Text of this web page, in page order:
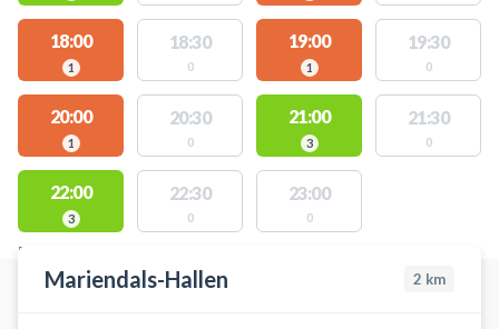
18:00
1
18:30
0
19:00
1
19:30
0
20:00
1
20:30
0
21:00
3
21:30
0
22:00
3
22:30
0
23:00
0
FACILITIES WITH AVAILABLE ACTIVITIES
Mariendals-Hallen 2 km